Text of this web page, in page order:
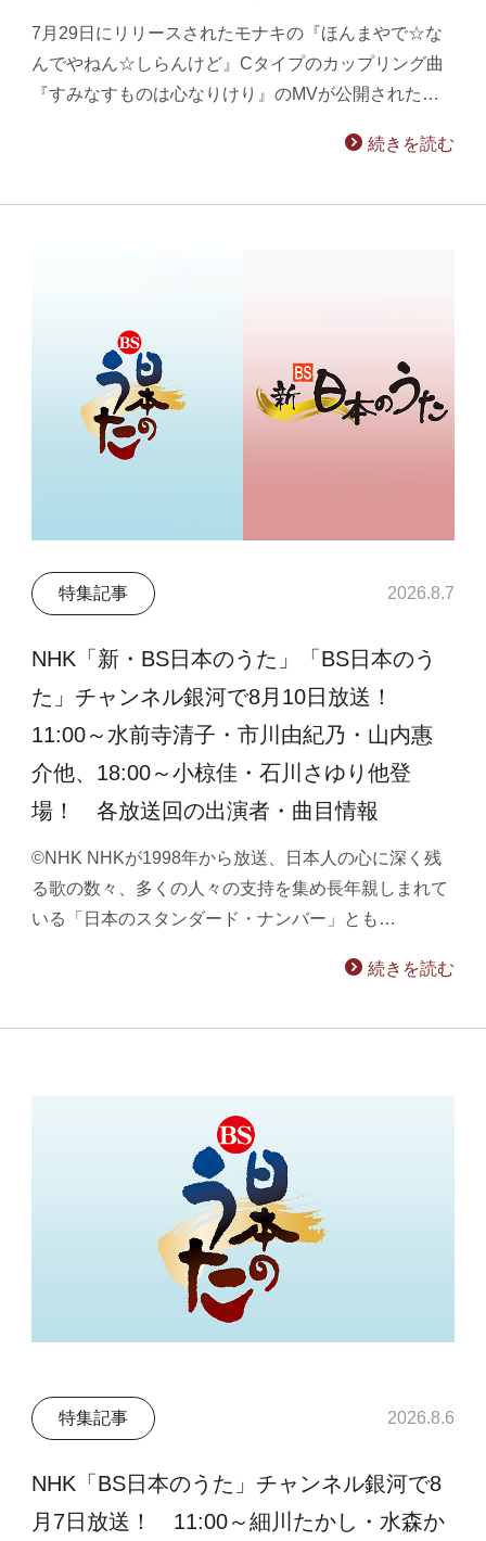
7月29日にリリースされたモナキの『ほんまやで☆な
んでやねん☆しらんけど』Cタイプのカップリング曲
『すみなすものは心なりけり』のMVが公開された…
続きを読む
特集記事 2026.8.7
NHK「新・BS日本のうた」「BS日本のう
た」チャンネル銀河で8月10日放送！
11:00～水前寺清子・市川由紀乃・山内惠
介他、18:00～小椋佳・石川さゆり他登
場！ 各放送回の出演者・曲目情報
©NHK NHKが1998年から放送、日本人の心に深く残
る歌の数々、多くの人々の支持を集め長年親しまれて
いる「日本のスタンダード・ナンバー」とも…
続きを読む
特集記事 2026.8.6
NHK「BS日本のうた」チャンネル銀河で8
月7日放送！ 11:00～細川たかし・水森か